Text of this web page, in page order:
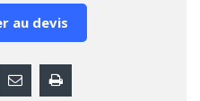
au devis